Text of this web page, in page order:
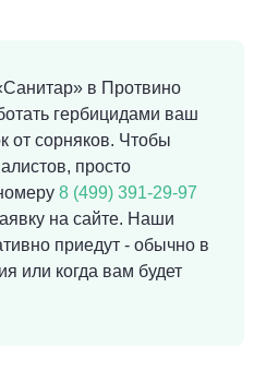
в Протвино
гербицидами ваш
от сорняков. Чтобы
просто
8 (499) 391-29-97
на сайте. Наши
приедут - обычно в
или когда вам будет